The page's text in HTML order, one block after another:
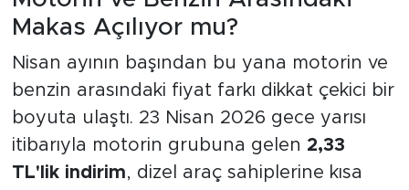
Makas Açılıyor mu?
Nisan ayının başından bu yana motorin ve
benzin arasındaki fiyat farkı dikkat çekici bir
boyuta ulaştı. 23 Nisan 2026 gece yarısı
itibarıyla motorin grubuna gelen 2,33
TL'lik indirim, dizel araç sahiplerine kısa